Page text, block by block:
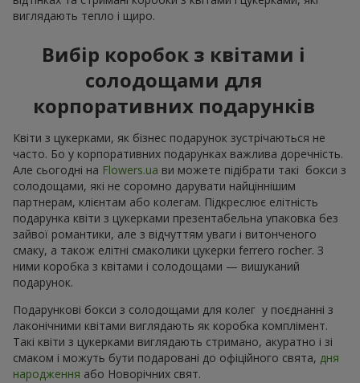
виглядають тепло і щиро.
Вибір коробок з квітами і
солодощами для
корпоративних подарунків
Квіти з цукерками, як бізнес подарунок зустрічаються не
часто. Бо у корпоративних подарунках важлива доречність.
Але сьогодні на Flowers.ua ви можете підібрати такі бокси з
солодощами, які не соромно дарувати найціннішим
партнерам, клієнтам або колегам. Підкреслює елітність
подарунка квіти з цукерками презентабельна упаковка без
зайвої романтики, але з відчуттям уваги і витонченого
смаку, а також елітні смаколики цукерки ferrero rocher. З
ними коробка з квітами і солодощами — вишуканий
подарунок.
Подарункові бокси з солодощами для колег у поєднанні з
лаконічними квітами виглядають як коробка комплімент.
Такі квіти з цукерками виглядають стримано, акуратно і зі
смаком і можуть бути подаровані до офіційного свята, дня
народження або Новорічних свят.